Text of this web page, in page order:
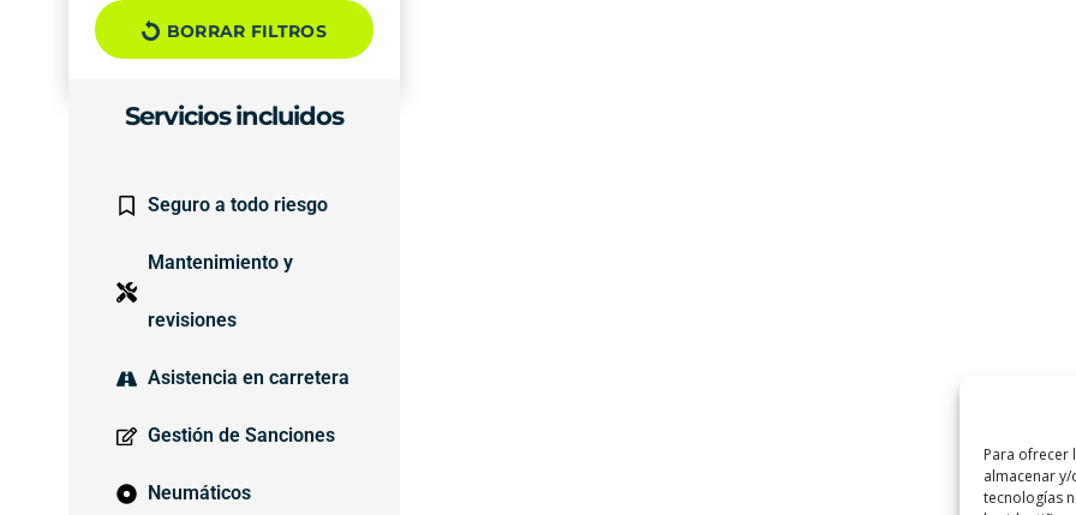
Para ofrecer
almacenar
tecnologías
BORRAR FILTROS
Servicios incluidos
Seguro a todo riesgo
Mantenimiento y
revisiones
Asistencia en carretera
Gestión de Sanciones
Neumáticos